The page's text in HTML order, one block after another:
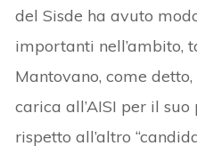
del Sisde ha avuto
importanti nell’ambito,
Mantovano, come
carica all’AISI per il
rispetto all’altro